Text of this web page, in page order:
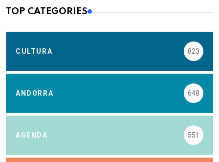
TOP CATEGORIES
CULTURA 823
ANDORRA 648
AGENDA 551